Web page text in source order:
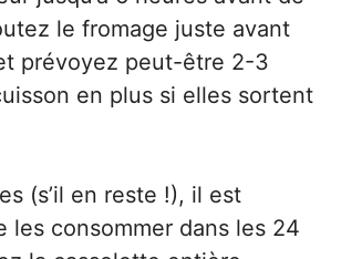
le fromage juste avant
prévoyez peut-être 2-3
en plus si elles sortent
(s’il en reste !), il est
les consommer dans les 24